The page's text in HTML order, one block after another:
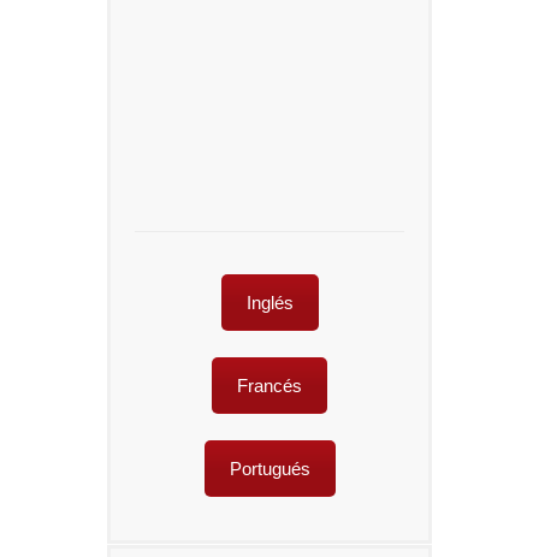
Inglés
Francés
Portugués